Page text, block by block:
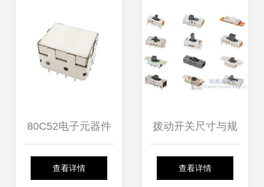
80C52电子元器件
产品参数详解
查看详情
拨动开关尺寸与规
格全面解析 从外形
查看详情